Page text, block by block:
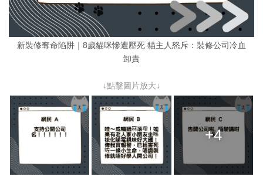
新裝修奪命陷阱｜8歲貓咪慘遭壓死 貓主人怒斥：裝修公司冷血
卸責
↓點擊圖片放大↓
+4